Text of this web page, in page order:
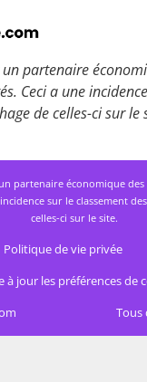
partenaire
Ceci a une
de celles-ci sur le
partenaire économique des
sur le classement
celles-ci sur le site.
Politique de vie privée
à jour les préférences de
Tous